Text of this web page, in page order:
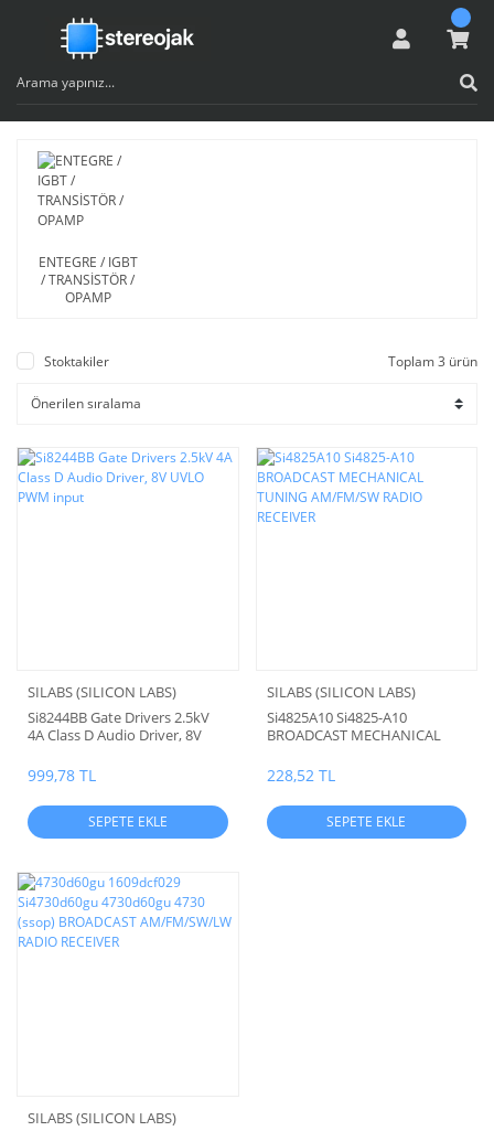
ENTEGRE / IGBT
/ TRANSİSTÖR /
OPAMP
Stoktakiler Toplam 3 ürün
SILABS (SILICON LABS)
Si8244BB Gate Drivers 2.5kV
4A Class D Audio Driver, 8V
999,78 TL
SEPETE EKLE
SILABS (SILICON LABS)
Si4825A10 Si4825-A10
BROADCAST MECHANICAL
RECEIVER
228,52 TL
SEPETE EKLE
SILABS (SILICON LABS)